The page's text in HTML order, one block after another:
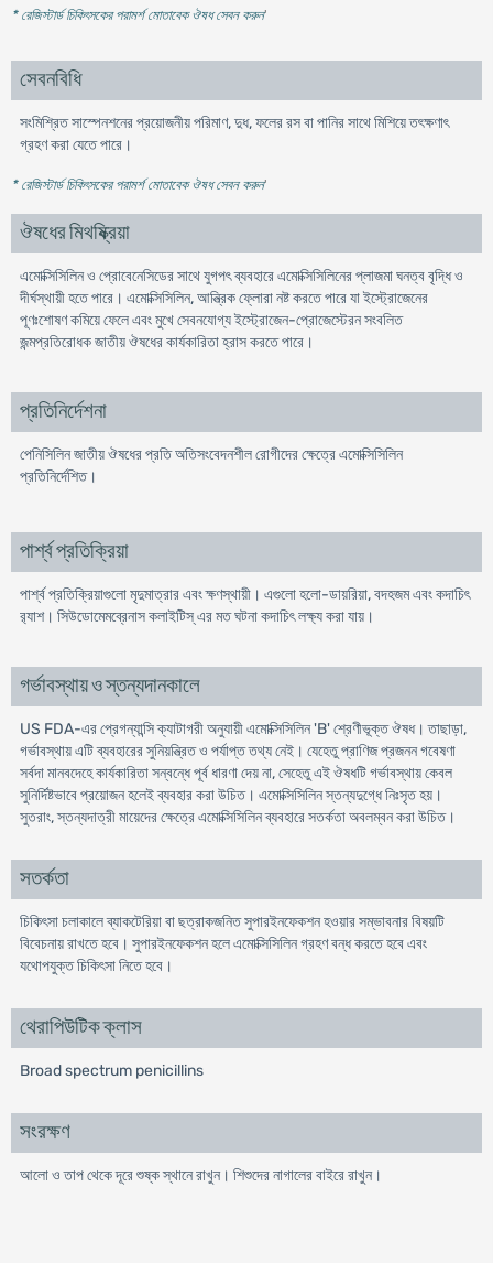
* রেজিস্টার্ড চিকিৎসকের পরামর্শ মোতাবেক ঔষধ সেবন করুন'
সেবনবিধি
সংমিশ্রিত সাস্পেনশনের প্রয়োজনীয় পরিমাণ, দুধ, ফলের রস বা পানির সাথে মিশিয়ে তৎক্ষণাৎ
গ্রহণ করা যেতে পারে।
* রেজিস্টার্ড চিকিৎসকের পরামর্শ মোতাবেক ঔষধ সেবন করুন'
ঔষধের মিথষ্ক্রিয়া
এমোক্সিসিলিন ও প্রোবেনেসিডের সাথে যুগপৎ ব্যবহারে এমোক্সিসিলিনের প্লাজমা ঘনত্ব বৃদ্ধি ও
দীর্ঘস্থায়ী হতে পারে। এমোক্সিসিলিন, আন্ত্রিক ফ্লোরা নষ্ট করতে পারে যা ইস্ট্রোজেনের
পূণঃশোষণ কমিয়ে ফেলে এবং মুখে সেবনযোগ্য ইস্ট্রোজেন-প্রোজেস্টেরন সংবলিত
জন্মপ্রতিরোধক জাতীয় ঔষধের কার্যকারিতা হ্রাস করতে পারে।
প্রতিনির্দেশনা
পেনিসিলিন জাতীয় ঔষধের প্রতি অতিসংবেদনশীল রোগীদের ক্ষেত্রে এমোক্সিসিলিন
প্রতিনির্দেশিত।
পার্শ্ব প্রতিক্রিয়া
পার্শ্ব প্রতিক্রিয়াগুলো মৃদুমাত্রার এবং ক্ষণস্থায়ী। এগুলো হলো-ডায়রিয়া, বদহজম এবং কদাচিৎ
র‌্যাশ। সিউডোমেমব্রেনাস কলাইটিস্ এর মত ঘটনা কদাচিৎ লক্ষ্য করা যায়।
গর্ভাবস্থায় ও স্তন্যদানকালে
US FDA-এর প্রেগন্যান্সি ক্যাটাগরী অনুযায়ী এমোক্সিসিলিন 'B' শ্রেণীভূক্ত ঔষধ। তাছাড়া,
গর্ভাবস্থায় এটি ব্যবহারের সুনিয়ন্ত্রিত ও পর্যাপ্ত তথ্য নেই। যেহেতু প্রাণিজ প্রজনন গবেষণা
সর্বদা মানবদেহে কার্যকারিতা সন্বন্ধে পূর্ব ধারণা দেয় না, সেহেতু এই ঔষধটি গর্ভাবস্থায় কেবল
সুনির্দিষ্টভাবে প্রয়োজন হলেই ব্যবহার করা উচিত। এমোক্সিসিলিন স্তন্যদুগ্ধে নিঃসৃত হয়।
সুতরাং, স্তন্যদাত্রী মায়েদের ক্ষেত্রে এমোক্সিসিলিন ব্যবহারে সতর্কতা অবলম্বন করা উচিত।
সতর্কতা
চিকিৎসা চলাকালে ব্যাকটেরিয়া বা ছত্রাকজনিত সুপারইনফেকশন হওয়ার সম্ভাবনার বিষয়টি
বিবেচনায় রাখতে হবে। সুপারইনফেকশন হলে এমোক্সিসিলিন গ্রহণ বন্ধ করতে হবে এবং
যথোপযুক্ত চিকিৎসা নিতে হবে।
থেরাপিউটিক ক্লাস
Broad spectrum penicillins
সংরক্ষণ
আলো ও তাপ থেকে দূরে শুষ্ক স্থানে রাখুন। শিশুদের নাগালের বাইরে রাখুন।